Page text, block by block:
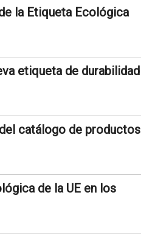
la Etiqueta Ecológica
etiqueta de durabilidad
catálogo de productos
de la UE en los